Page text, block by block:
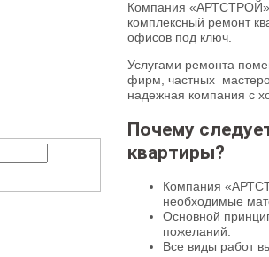
Компания
комплексный ремонт
офисов под ключ.
Услугами ремонта
фирм, частных
надежная компания с
Почему
квартиры?
Компания
необходимые
Основной
пожеланий.
Все виды работ